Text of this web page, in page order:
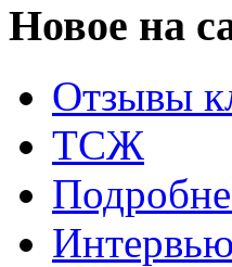
Новое на
Отзывы
ТСЖ